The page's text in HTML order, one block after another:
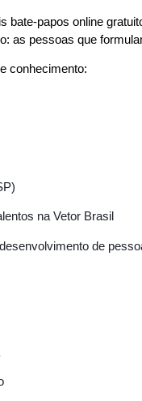
papos online
as pessoas que
conhecimento:
na Vetor Brasil
de